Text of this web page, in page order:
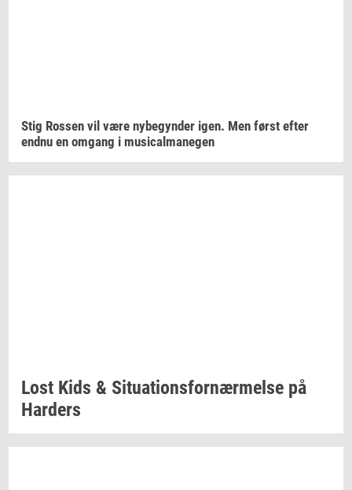
Stig Ros­sen vil være ny­be­gyn­der igen. Men først efter
endnu en om­gang i mu­si­cal­ma­ne­gen
Lost Kids & Si­tu­a­tions­for­nær­mel­se på
Har­ders